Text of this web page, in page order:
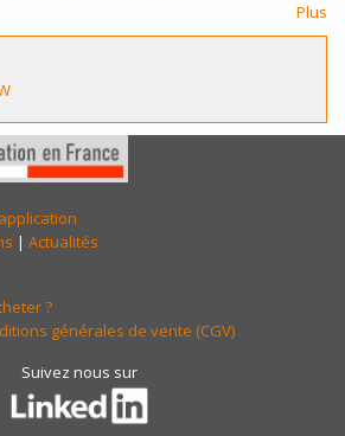
Plus
| Actualités
?
générales de vente (CGV)
Suivez nous sur